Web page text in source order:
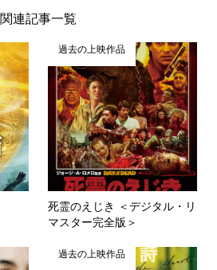
関連記事一覧
過去の上映作品
死霊のえじき ＜デジタル・リ
マスター完全版＞
過去の上映作品